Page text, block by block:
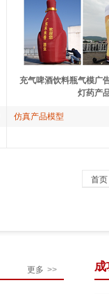
充气啤酒饮料瓶气模广
灯药产
仿真产品模型
首页
更多 >> 成